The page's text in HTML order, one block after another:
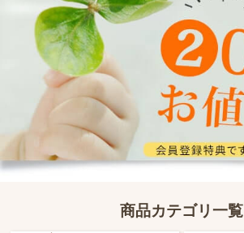
商品カテゴリ一覧